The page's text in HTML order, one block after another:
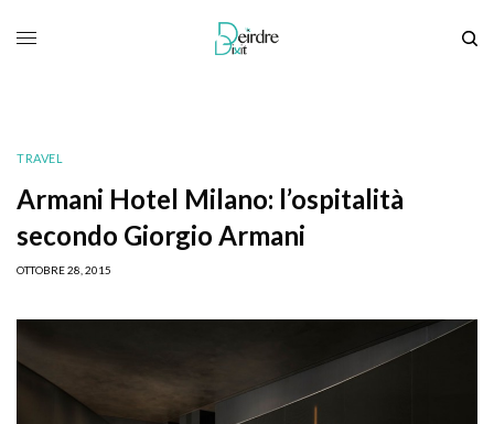
TRAVEL
Armani Hotel Milano: l’ospitalità
secondo Giorgio Armani
OTTOBRE 28, 2015